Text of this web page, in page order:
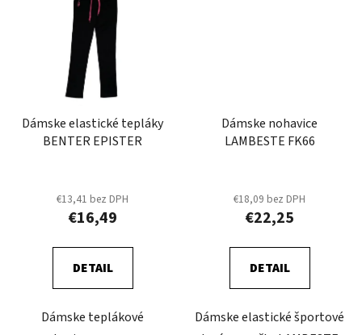
Dámske elastické tepláky
BENTER EPISTER
€13,41 bez DPH
€16,49
DETAIL
Dámske teplákové
Dámske nohavice
LAMBESTE FK66
€18,09 bez DPH
€22,25
DETAIL
Dámske elastické športové